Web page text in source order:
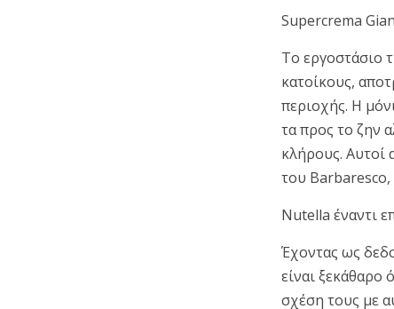
Supercrema
Το εργοστάσιο
κατοίκους,
περιοχής. Η
τα προς το ζην
κλήρους. Αυτοί
του Barbaresco,
Nutella έναντι
Έχοντας ως
είναι ξεκάθαρο
σχέση τους με